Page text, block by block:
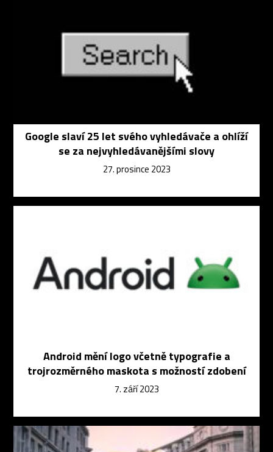
Google slaví 25 let svého vyhledávače a ohlíží
se za nejvyhledávanějšími slovy
27. prosince 2023
Android mění logo včetně typografie a
trojrozměrného maskota s možností zdobení
7. září 2023